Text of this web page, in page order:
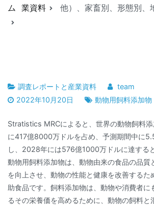
ム
業資料
他）、家畜別、形態別、
調査レポートと産業資料
team
2022年10月20日
動物用飼料添加物
Stratistics MRCによると、世界の動物飼料
に417億8000万ドルを占め、予測期間中に
し、2028年には576億1000万ドルに達する
動物用飼料添加物は、動物由来の食品の品質
を向上させ、動物の性能と健康を改善するた
助食品です。飼料添加物は、動物や消費者に
るその栄養価を高めるために、動物の飼料と